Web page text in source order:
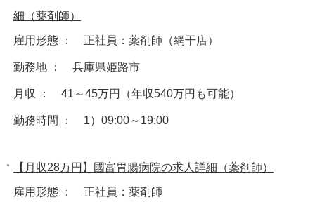
細（薬剤師）
雇用形態 ： 正社員：薬剤師（網干店）
勤務地 ： 兵庫県姫路市
月収 ： 41～45万円（年収540万円も可能）
勤務時間 ： 1）09:00～19:00
【月収28万円】國富胃腸病院の求人詳細（薬剤師）
雇用形態 ： 正社員：薬剤師